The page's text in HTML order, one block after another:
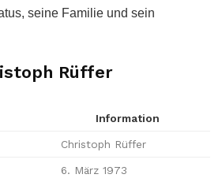
seine Familie und sein
Rüffer
Information
Christoph Rüffer
6. März 1973